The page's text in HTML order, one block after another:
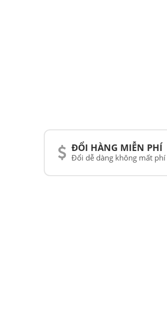
ĐỔI HÀNG MIỄN PHÍ
Đổi dễ dàng không mất phí